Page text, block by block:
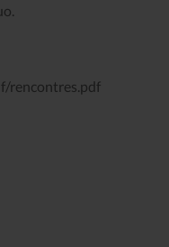
rencontres.pdf